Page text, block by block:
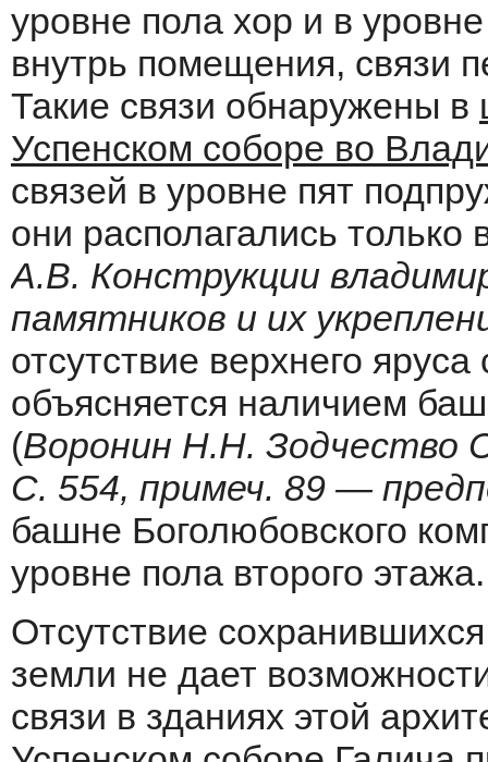
уровне пола хор и в
внутрь помещения, связи
Такие связи обнаружены в
Успенском соборе во
связей в уровне пят
они располагались только
А.В. Конструкции
памятников и их
отсутствие верхнего
объясняется наличием
(Воронин Н.Н. Зодчество
С. 554, примеч. 89 —
башне Боголюбовского
уровне пола второго этажа.
Отсутствие
земли не дает
связи в зданиях этой